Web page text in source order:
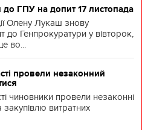
ГПУ на допит 17 листопада
Олену Лукаш знову
до Генпрокуратури у вівторок,
во...
провели незаконний
чиновники провели незаконні
закупівлю витратних